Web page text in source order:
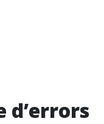
d’errors